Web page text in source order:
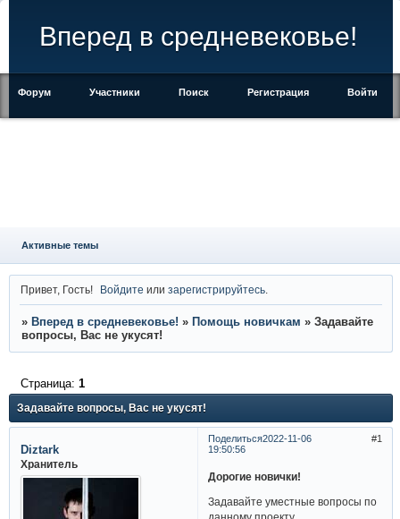
Вперед в средневековье!
Форум Участники Поиск Регистрация Войти
Активные темы
Привет, Гость! Войдите илизарегистрируйтесь
» Вперед в средневековье! » Помощь новичкам » Задавайте
вопросы, Вас не укусят!
Задавайте вопросы, Вас не укусят!
Страница: 1
Поделиться 1
2022-11-06
19:50:56
Diztark
Хранитель
Дорогие новички!
Задавайте уместные вопросы по